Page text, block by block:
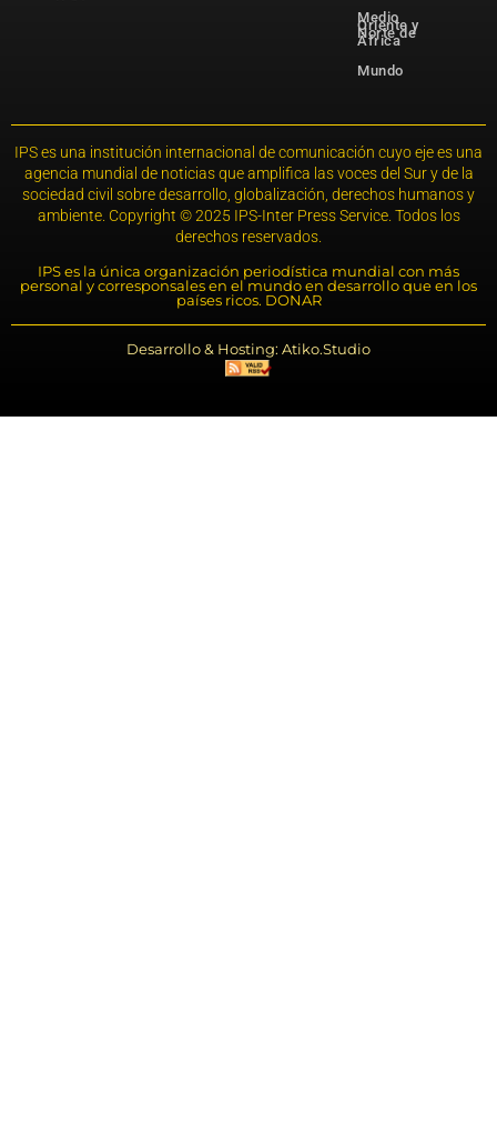
Medio
Oriente y
Norte de
África
Mundo
IPS es una institución internacional de comunicación cuyo eje es una
agencia mundial de noticias que amplifica las voces del Sur y de la
sociedad civil sobre desarrollo, globalización, derechos humanos y
ambiente. Copyright © 2025 IPS-Inter Press Service. Todos los
derechos reservados.
IPS es la única organización periodística mundial con más
personal y corresponsales en el mundo en desarrollo que en los
países ricos. DONAR
Desarrollo & Hosting: Atiko.Studio